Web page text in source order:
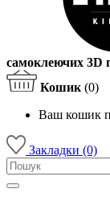
самоклеючих 3D
Кошик (0)
Ваш кошик
Закладки (0)